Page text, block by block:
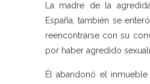
La madre de la
España, también se
reencontrarse con su
por haber agredido
Él abandonó el